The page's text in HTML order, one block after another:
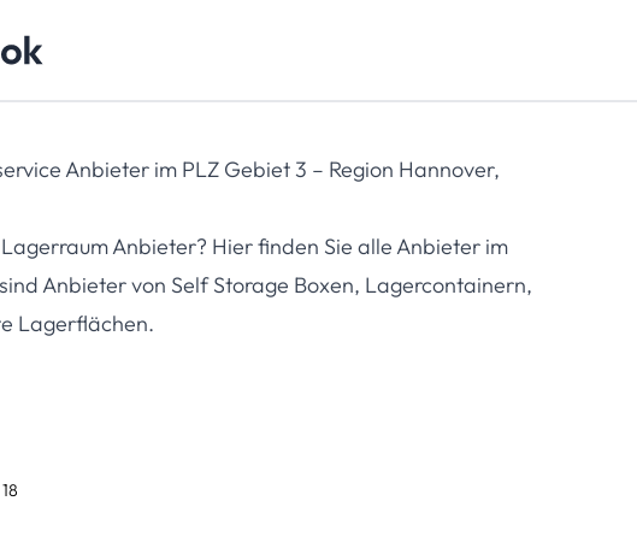
Anbieter im PLZ Gebiet 3 – Region Hannover,
Anbieter? Hier finden Sie alle Anbieter im
Anbieter von Self Storage Boxen, Lagercontainern,
Lagerflächen.